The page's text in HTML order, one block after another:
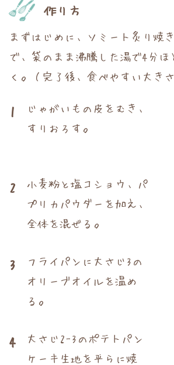
作り方
まずはじめに、ソミート炙り焼
で、袋のまま沸騰した湯で4分ほ
く。（完了後、食べやすい大き
1
じゃがいもの皮をむき、
すりおろす。
2
小麦粉と塩コショウ、パ
プリカパウダーを加え、
全体を混ぜる。
3
フライパンに大さじ3の
オリーブオイルを温め
る。
4
大さじ2-3のポテトパン
ケーキ生地を平らに焼